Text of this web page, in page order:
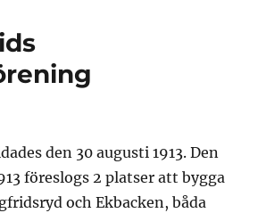
den 30 augusti 1913. Den
föreslogs 2 platser att bygga
och Ekbacken, båda